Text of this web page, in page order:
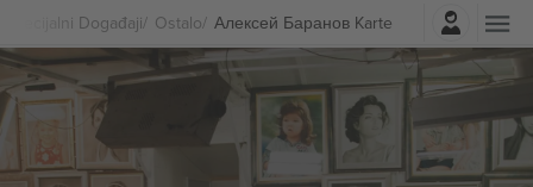
Specijalni Događaji Ostalo Алексей Баранов Karte
Najavite se